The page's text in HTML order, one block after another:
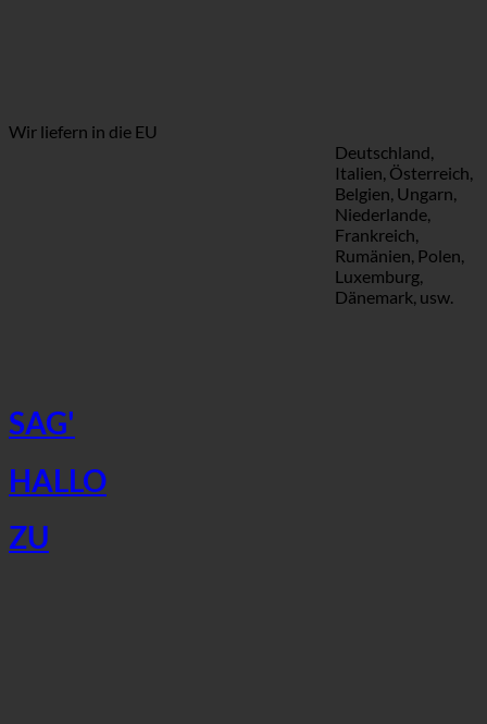
Wir liefern in die EU
Deutschland,
Italien, Österreich,
Belgien, Ungarn,
Niederlande,
Frankreich,
Rumänien, Polen,
Luxemburg,
Dänemark, usw.
SAG'
HALLO
ZU